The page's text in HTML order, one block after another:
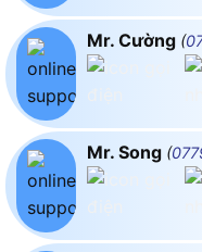
Mr. Cường (
Mr. Song (